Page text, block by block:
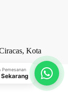
Kota
Raja Rak
Pemesanan